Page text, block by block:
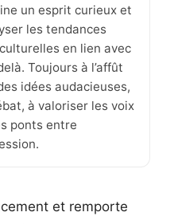
un esprit curieux et
les tendances
en lien avec
Toujours à l’affût
idées audacieuses,
à valoriser les voix
ponts entre
et remporte